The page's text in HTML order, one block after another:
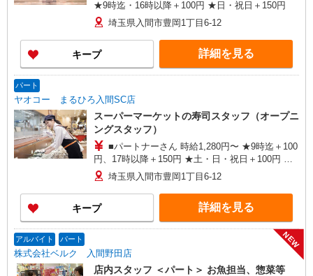
★9時迄・16時以降＋100円 ★日・祝日＋150円
埼玉県入間市豊岡1丁目6-12
キープ 詳細を見る
パート
ヤオコー まるひろ入間SC店
スーパーマーケットの寿司スタッフ（オープニ
ングスタッフ）
■パートナーさん 時給1,280円〜 ★9時迄＋100
円、17時以降＋150円 ★土・日・祝日＋100円 ★
賞与年2回あり
埼玉県入間市豊岡1丁目6-12
キープ 詳細を見る
アルバイト パート
株式会社ベルク 入間野田店
NEW
店内スタッフ ＜パート＞ お魚担当、惣菜等